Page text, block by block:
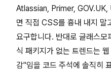
Atlassian, Primer, GOV.UK,
면 직접 CSS를 흉내 내지 말
요구합니다. 반대로 글래스
식 패키지가 없는 트렌드는
감"임을 코드 주석에 솔직히